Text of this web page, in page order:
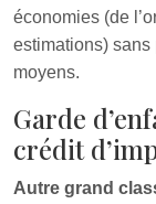
économies (de
estimations)
moyens.
Garde
crédit
Autre grand